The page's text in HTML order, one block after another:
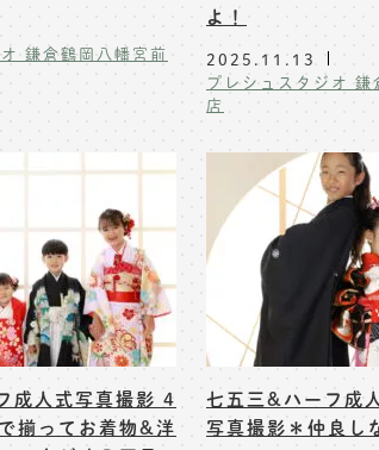
鎌倉鶴岡八幡宮前
よ！
2025.11.13
プレシュスタジオ 鎌
店
成人式写真撮影 4
揃ってお着物&洋
七五三&ハーフ成
写真撮影＊仲良し